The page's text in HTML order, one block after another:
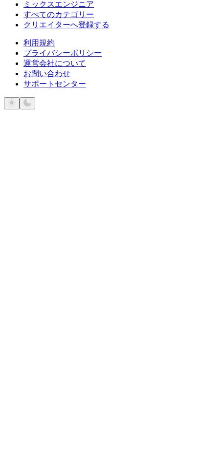
ミックスエンジニア
すべてのカテゴリー
クリエイターへ登録する
利用規約
プライバシーポリシー
運営会社について
お問い合わせ
サポートセンター